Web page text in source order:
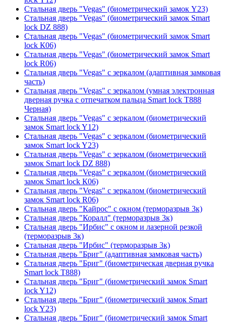
Стальная дверь "Vegas" (биометрический замок Y23)
Стальная дверь "Vegas" (биометрический замок Smart
lock DZ 888)
Стальная дверь "Vegas" (биометрический замок Smart
lock К06)
Стальная дверь "Vegas" (биометрический замок Smart
lock R06)
Стальная дверь "Vegas" с зеркалом (адаптивная замковая
часть)
Стальная дверь "Vegas" с зеркалом (умная электронная
дверная ручка с отпечатком пальца Smart lock T888
Черная)
Стальная дверь "Vegas" с зеркалом (биометрический
замок Smart lock Y12)
Стальная дверь "Vegas" с зеркалом (биометрический
замок Smart lock Y23)
Стальная дверь "Vegas" с зеркалом (биометрический
замок Smart lock DZ 888)
Стальная дверь "Vegas" с зеркалом (биометрический
замок Smart lock К06)
Стальная дверь "Vegas" с зеркалом (биометрический
замок Smart lock R06)
Стальная дверь "Кайрос" с окном (терморазрыв 3к)
Стальная дверь "Коралл" (терморазрыв 3к)
Стальная дверь "Ирбис" с окном и лазерной резкой
(терморазрыв 3к)
Стальная дверь "Ирбис" (терморазрыв 3к)
Стальная дверь "Бриг" (адаптивная замковая часть)
Стальная дверь "Бриг" (биометрическая дверная ручка
Smart lock T888)
Стальная дверь "Бриг" (биометрический замок Smart
lock Y12)
Стальная дверь "Бриг" (биометрический замок Smart
lock Y23)
Стальная дверь "Бриг" (биометрический замок Smart